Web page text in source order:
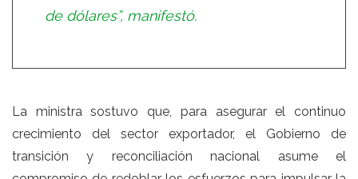
de dólares”, manifestó.
La ministra sostuvo que, para asegurar el continuo
crecimiento del sector exportador, el Gobierno de
transición y reconciliación nacional asume el